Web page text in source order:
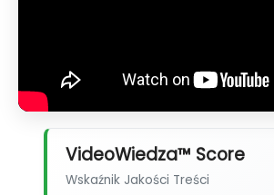
VideoWiedza™ Score
Wskaźnik Jakości Treści